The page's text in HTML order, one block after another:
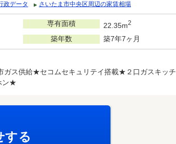
政データ
さいたま市中央区周辺の家賃相場
専有面積 22.35m2
築年数 築7年7ヶ月
ス供給★セコムセキュリテイ搭載★２口ガスキッチ
ン★
する